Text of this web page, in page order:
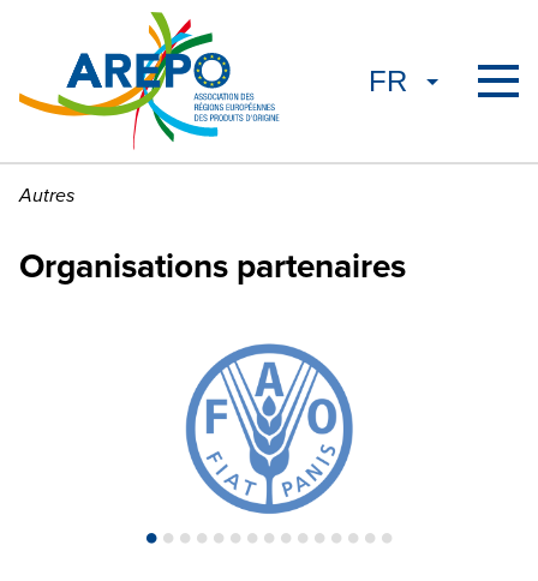
Autres
Organisations partenaires
•••••••••••••••